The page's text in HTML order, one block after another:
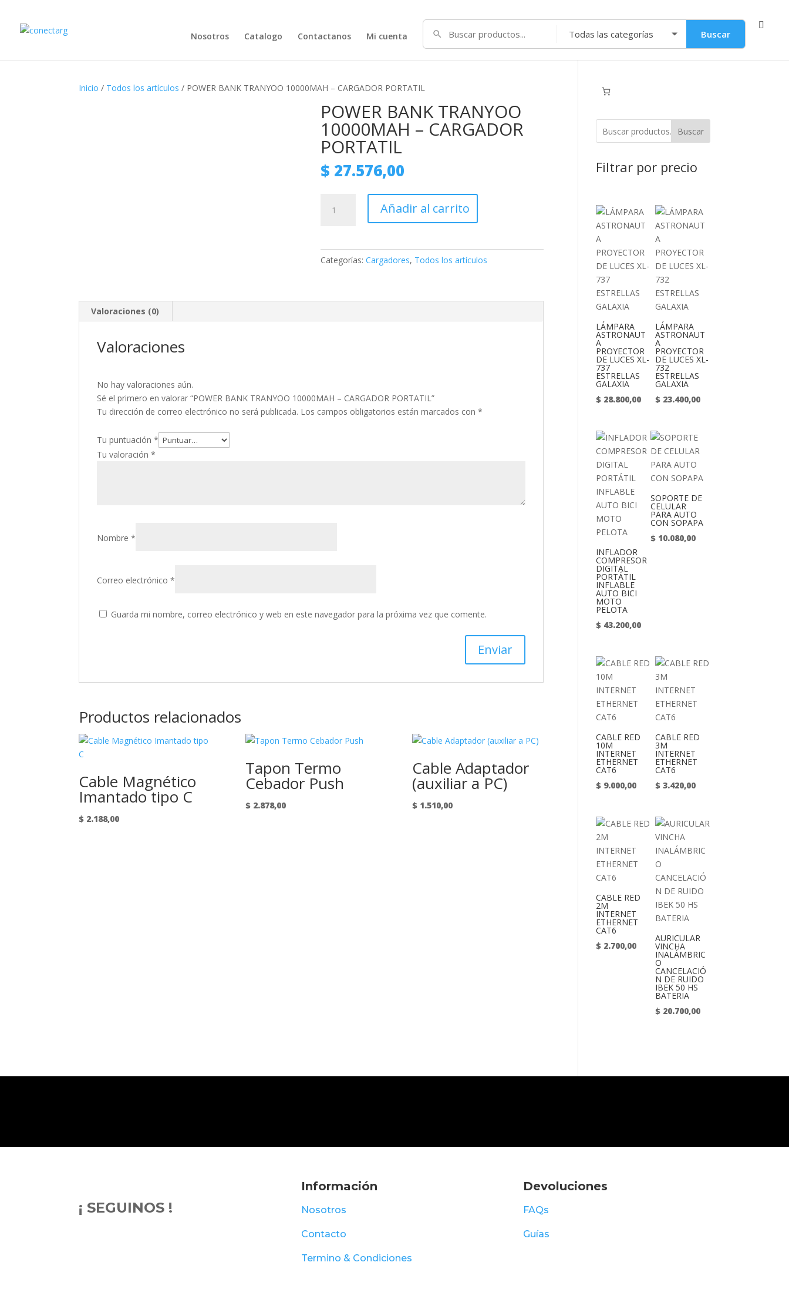
Nosotros Catalogo Contactanos Mi cuenta Buscar
Inicio / Todos los artículos / POWER BANK TRANYOO 10000MAH – CARGADOR PORTATIL
POWER BANK TRANYOO
10000MAH – CARGADOR
PORTATIL
$ 27.576,00
BANK
CARGADOR
Añadir al carrito
Categorías:Cargadores, Todos los artículos
Valoraciones (0)
Valoraciones
No hay valoraciones aún.
Sé el primero en valorar “POWER BANK TRANYOO 10000MAH – CARGADOR PORTATIL”
Tu dirección de correo electrónico no será publicada. Los campos obligatorios están marcados con*
Tu puntuación*
Tu valoración*
Nombre*
Correo electrónico*
Guarda mi nombre, correo electrónico y web en este navegador para la próxima vez que comente.
Productos relacionados
Cable Magnético
Imantado tipo C
$ 2.188,00
Tapon Termo
Cebador Push
$2.878,00
Cable Adaptador
(auxiliar a PC)
$1.510,00
Buscar
Filtrar por precio
LÁMPARA
ASTRONAUT
A
PROYECTOR
DE LUCES XL-
737
ESTRELLAS
GALAXIA
$ 28.800,00
LÁMPARA
ASTRONAUT
A
PROYECTOR
DE LUCES XL-
732
ESTRELLAS
GALAXIA
$ 23.400,00
INFLADOR
COMPRESOR
DIGITAL
PORTÁTIL
INFLABLE
AUTO BICI
MOTO
PELOTA
$ 43.200,00
SOPORTE DE
CELULAR
PARA AUTO
CON SOPAPA
$ 10.080,00
CABLE RED
10M
INTERNET
ETHERNET
CAT6
$ 9.000,00
CABLE RED
3M
INTERNET
ETHERNET
CAT6
$ 3.420,00
CABLE RED
2M
INTERNET
ETHERNET
CAT6
$ 2.700,00
AURICULAR
VINCHA
INALÁMBRIC
O
CANCELACIÓ
N DE RUIDO
IBEK 50 HS
BATERIA
$ 20.700,00
¡ SEGUINOS !
Información
Nosotros
Contacto
Termino & Condiciones
Devoluciones
FAQs
Guías